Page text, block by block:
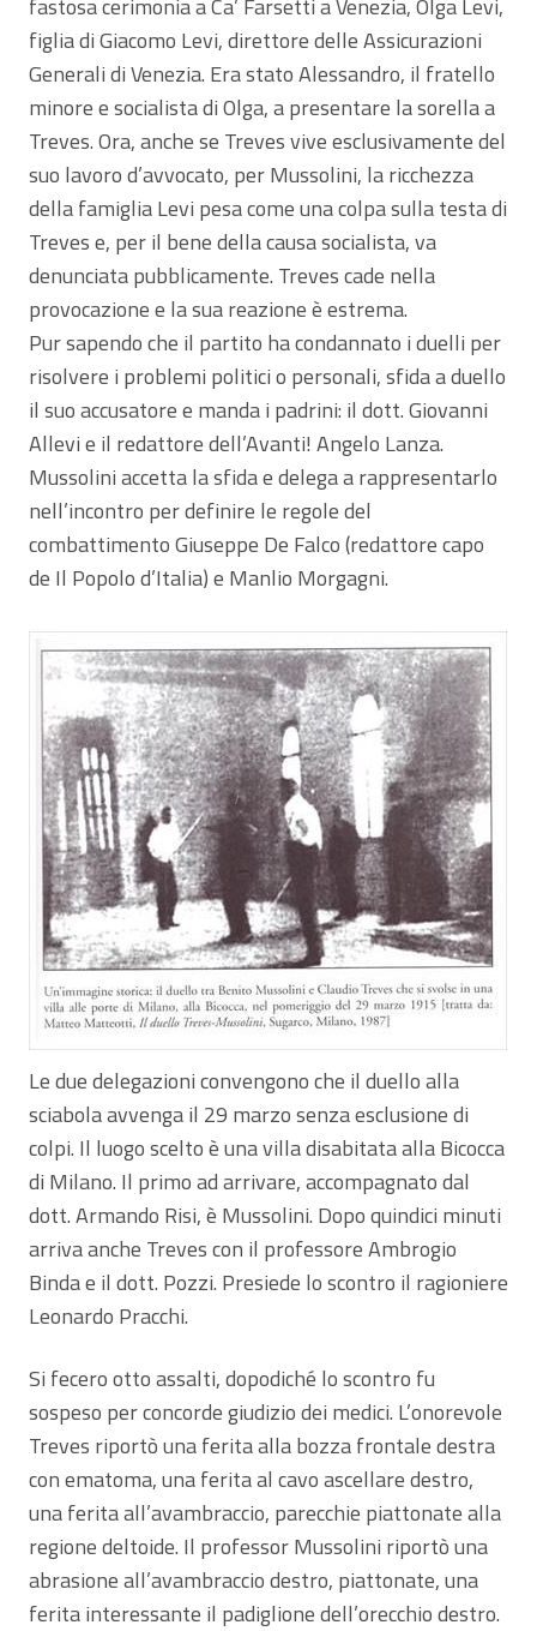
fastosa cerimonia a Ca’ Farsetti a Venezia, Olga Levi,
figlia di Giacomo Levi, direttore delle Assicurazioni
Generali di Venezia. Era stato Alessandro, il fratello
minore e socialista di Olga, a presentare la sorella a
Treves. Ora, anche se Treves vive esclusivamente del
suo lavoro d’avvocato, per Mussolini, la ricchezza
della famiglia Levi pesa come una colpa sulla testa di
Treves e, per il bene della causa socialista, va
denunciata pubblicamente. Treves cade nella
provocazione e la sua reazione è estrema.
Pur sapendo che il partito ha condannato i duelli per
risolvere i problemi politici o personali, sfida a duello
il suo accusatore e manda i padrini: il dott. Giovanni
Allevi e il redattore dell’Avanti! Angelo Lanza.
Mussolini accetta la sfida e delega a rappresentarlo
nell’incontro per definire le regole del
combattimento Giuseppe De Falco (redattore capo
de Il Popolo d’Italia) e Manlio Morgagni.
Le due delegazioni convengono che il duello alla
sciabola avvenga il 29 marzo senza esclusione di
colpi. Il luogo scelto è una villa disabitata alla Bicocca
di Milano. Il primo ad arrivare, accompagnato dal
dott. Armando Risi, è Mussolini. Dopo quindici minuti
arriva anche Treves con il professore Ambrogio
Binda e il dott. Pozzi. Presiede lo scontro il ragioniere
Leonardo Pracchi.
Si fecero otto assalti, dopodiché lo scontro fu
sospeso per concorde giudizio dei medici. L’onorevole
Treves riportò una ferita alla bozza frontale destra
con ematoma, una ferita al cavo ascellare destro,
una ferita all’avambraccio, parecchie piattonate alla
regione deltoide. Il professor Mussolini riportò una
abrasione all’avambraccio destro, piattonate, una
ferita interessante il padiglione dell’orecchio destro.